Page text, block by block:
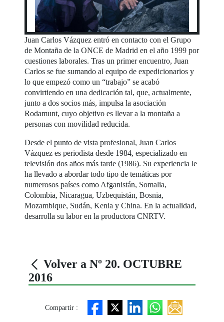
Juan Carlos Vázquez entró en contacto con el Grupo
de Montaña de la ONCE de Madrid en el año 1999 por
cuestiones laborales. Tras un primer encuentro, Juan
Carlos se fue sumando al equipo de expedicionarios y
lo que empezó como un “trabajo” se acabó
convirtiendo en una dedicación tal, que, actualmente,
junto a dos socios más, impulsa la asociación
Rodamunt, cuyo objetivo es llevar a la montaña a
personas con movilidad reducida.
Desde el punto de vista profesional, Juan Carlos
Vázquez es periodista desde 1984, especializado en
televisión dos años más tarde (1986). Su experiencia le
ha llevado a abordar todo tipo de temáticas por
numerosos países como Afganistán, Somalia,
Colombia, Nicaragua, Uzbequistán, Bosnia,
Mozambique, Sudán, Kenia y China. En la actualidad,
desarrolla su labor en la productora CNRTV.
Volver a Nº 20. OCTUBRE
2016
Compartir :